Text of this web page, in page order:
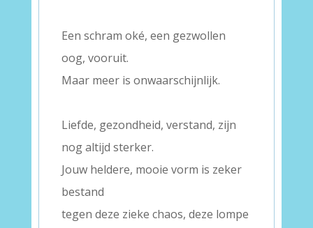
Een schram oké, een gezwollen
oog, vooruit.
Maar meer is onwaarschijnlijk.
Liefde, gezondheid, verstand, zijn
nog altijd sterker.
Jouw heldere, mooie vorm is zeker
bestand
tegen deze zieke chaos, deze lompe